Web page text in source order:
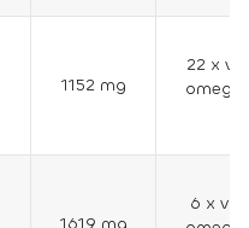
1152 mg
22 x
omega
1619 mg
6 x